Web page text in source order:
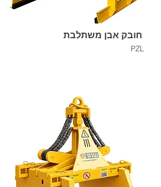
חובק אבן משתלבת
PZL